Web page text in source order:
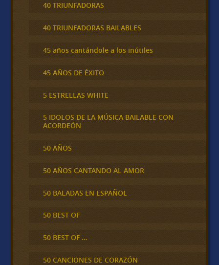
40 TRIUNFADORAS
40 TRIUNFADORAS BAILABLES
45 años cantándole a los inútiles
45 AÑOS DE ÉXITO
5 ESTRELLAS WHITE
5 IDOLOS DE LA MÚSICA BAILABLE CON
ACORDEÓN
50 AÑOS
50 AÑOS CANTANDO AL AMOR
50 BALADAS EN ESPAÑOL
50 BEST OF
50 BEST OF …
50 CANCIONES DE CORAZÓN